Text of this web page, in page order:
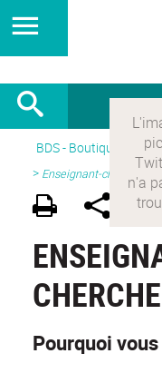
BDS - Boutique des
> Enseignant-chercheur
Pourquoi